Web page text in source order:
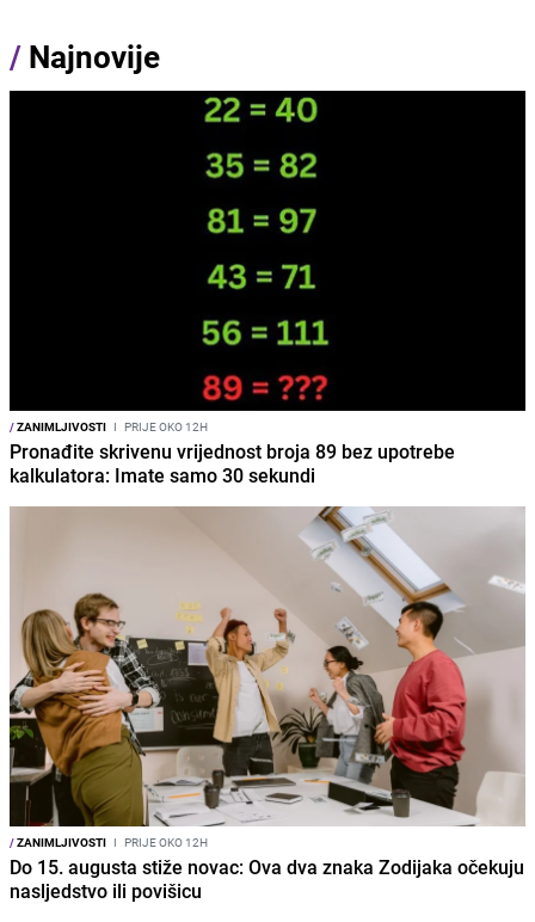
/ Najnovije
/ZANIMLJIVOSTI I PRIJE OKO 12H
Pronađite skrivenu vrijednost broja 89 bez upotrebe
kalkulatora: Imate samo 30 sekundi
/ZANIMLJIVOSTI I PRIJE OKO 12H
Do 15. augusta stiže novac: Ova dva znaka Zodijaka očekuju
nasljedstvo ili povišicu